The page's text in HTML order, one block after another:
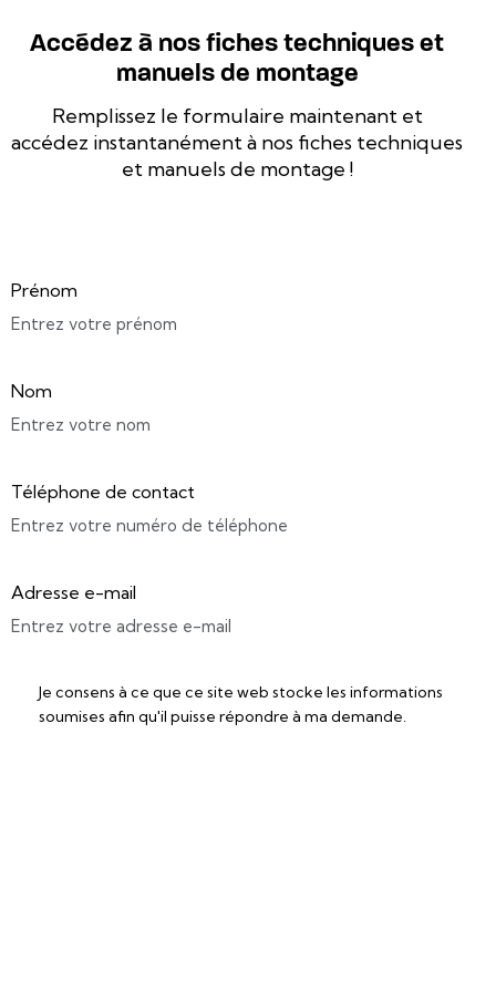
Accédez à nos fiches techniques et
manuels de montage
Remplissez le formulaire maintenant et
accédez instantanément à nos fiches techniques
et manuels de montage !
Prénom
Nom
Téléphone de contact
Adresse e-mail
Je consens à ce que ce site web stocke les informations
soumises afin qu'il puisse répondre à ma demande.